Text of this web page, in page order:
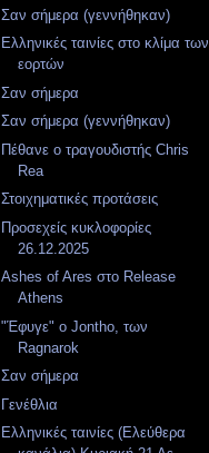
Σαν σήμερα (γεννήθηκαν)
Ελληνικές ταινίες στο κλίμα των
εορτών
Σαν σήμερα
Σαν σήμερα (γεννήθηκαν)
Πέθανε ο τραγουδιστής Chris
Rea
Στοιχηματικές προτάσεις
Προσεχείς κυκλοφορίες
26.12.2025
Ashes of Ares στο Release
Athens
"Έφυγε" ο Jontho, των
Ragnarok
Σαν σήμερα
Γενέθλια
Ελληνικές ταινίες (Ελεύθερα